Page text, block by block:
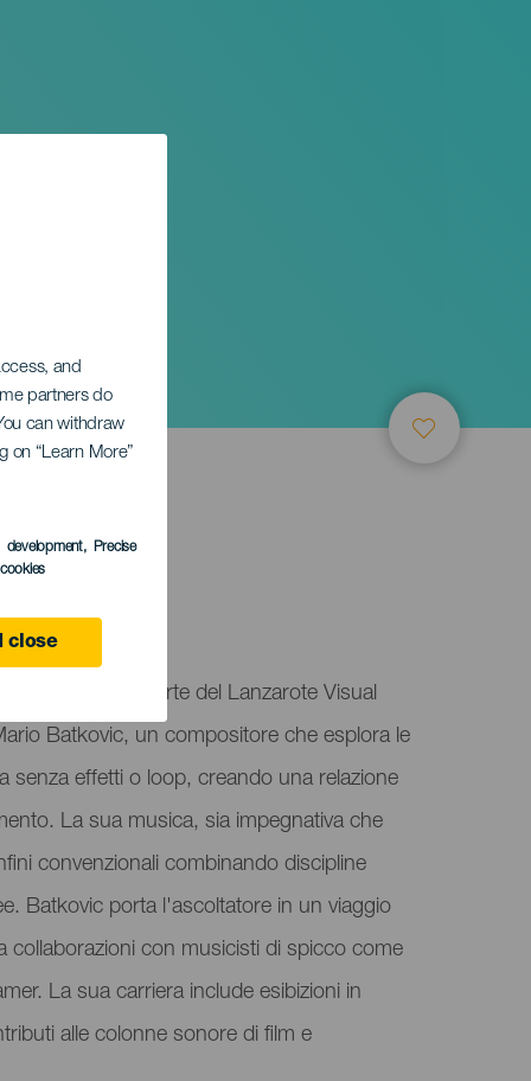
and
partners do
can withdraw
on “Learn More”
development, Precise
close
come parte del Lanzarote Visual
Batkovic, un compositore che esplora le
senza effetti o loop, creando una relazione
La sua musica, sia impegnativa che
convenzionali combinando discipline
Batkovic porta l'ascoltatore in un viaggio
collaborazioni con musicisti di spicco come
La sua carriera include esibizioni in
alle colonne sonore di film e